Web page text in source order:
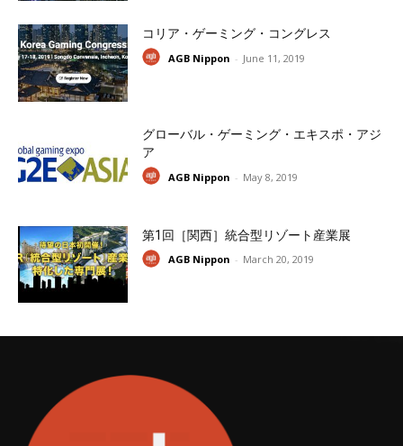
コリア・ゲーミング・コングレス
AGB Nippon - June 11, 2019
グローバル・ゲーミング・エキスポ・アジ
ア
AGB Nippon - May 8, 2019
第1回［関西］統合型リゾート産業展
AGB Nippon - March 20, 2019